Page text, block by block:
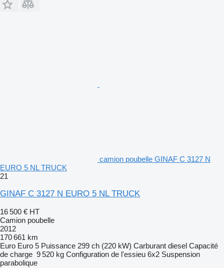
camion poubelle GINAF C 3127 N
EURO 5 NL TRUCK
21
GINAF C 3127 N EURO 5 NL TRUCK
16 500 € HT
Camion poubelle
2012
170 661 km
Euro Euro 5 Puissance 299 ch (220 kW) Carburant diesel Capacité
de charge 9 520 kg Configuration de l'essieu 6x2 Suspension
parabolique